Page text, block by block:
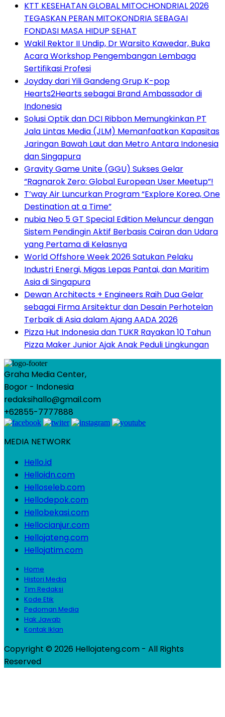
KTT KESEHATAN GLOBAL MITOCHONDRIAL 2026
TEGASKAN PERAN MITOKONDRIA SEBAGAI
FONDASI MASA HIDUP SEHAT
Wakil Rektor II Undip, Dr Warsito Kawedar, Buka
Acara Workshop Pengembangan Lembaga
Sertifikasi Profesi
Joyday dari Yili Gandeng Grup K-pop
Hearts2Hearts sebagai Brand Ambassador di
Indonesia
Solusi Optik dan DCI Ribbon Memungkinkan PT
Jala Lintas Media (JLM) Memanfaatkan Kapasitas
Jaringan Bawah Laut dan Metro Antara Indonesia
dan Singapura
Gravity Game Unite (GGU) Sukses Gelar
“Ragnarok Zero: Global European User Meetup”!
T’way Air Luncurkan Program “Explore Korea, One
Destination at a Time”
nubia Neo 5 GT Special Edition Meluncur dengan
Sistem Pendingin Aktif Berbasis Cairan dan Udara
yang Pertama di Kelasnya
World Offshore Week 2026 Satukan Pelaku
Industri Energi, Migas Lepas Pantai, dan Maritim
Asia di Singapura
Dewan Architects + Engineers Raih Dua Gelar
sebagai Firma Arsitektur dan Desain Perhotelan
Terbaik di Asia dalam Ajang AADA 2026
Pizza Hut Indonesia dan TUKR Rayakan 10 Tahun
Pizza Maker Junior Ajak Anak Peduli Lingkungan
Graha Media Center,
Bogor - Indonesia
redaksihallo@gmail.com
+62855-7777888
MEDIA NETWORK
Hello.id
Helloidn.com
Helloseleb.com
Hellodepok.com
Hellobekasi.com
Hellocianjur.com
Hellojateng.com
Hellojatim.com
Home
Histori Media
Tim Redaksi
Kode Etik
Pedoman Media
Hak Jawab
Kontak Iklan
Copyright © 2026 Hellojateng.com - All Rights
Reserved